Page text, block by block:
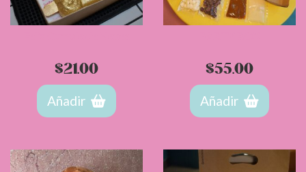
$21.00
Añadir
$55.00
Añadir